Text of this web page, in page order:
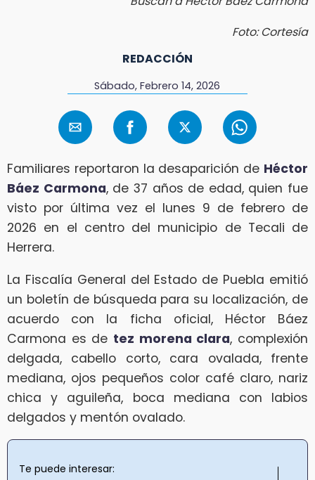
Foto: Cortesía
REDACCIÓN
Sábado, Febrero 14, 2026
Familiares reportaron la desaparición de Héctor
Báez Carmona, de 37 años de edad, quien fue
visto por última vez el lunes 9 de febrero de
2026 en el centro del municipio de Tecali de
Herrera.
La Fiscalía General del Estado de Puebla emitió
un boletín de búsqueda para su localización, de
acuerdo con la ficha oficial, Héctor Báez
Carmona es de tez morena clara, complexión
delgada, cabello corto, cara ovalada, frente
mediana, ojos pequeños color café claro, nariz
chica y aguileña, boca mediana con labios
delgados y mentón ovalado.
Te puede interesar: